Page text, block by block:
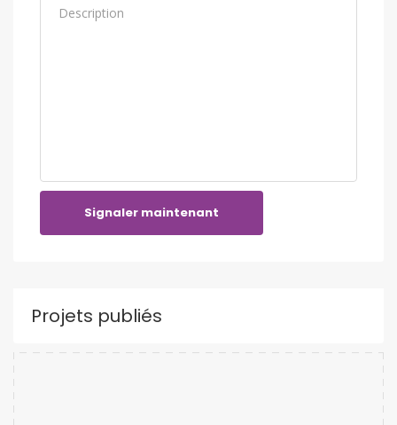
Signaler maintenant
Projets publiés